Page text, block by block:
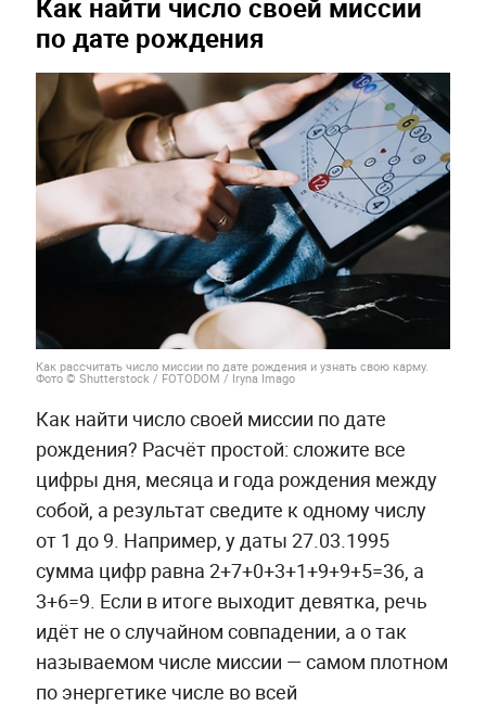
Как найти число своей миссии
по дате рождения
Как рассчитать число миссии по дате рождения и узнать свою карму.
Фото © Shutterstock / FOTODOM / Iryna Imago
Как найти число своей миссии по дате
рождения? Расчёт простой: сложите все
цифры дня, месяца и года рождения между
собой, а результат сведите к одному числу
от 1 до 9. Например, у даты 27.03.1995
сумма цифр равна 2+7+0+3+1+9+9+5=36, а
3+6=9. Если в итоге выходит девятка, речь
идёт не о случайном совпадении, а о так
называемом числе миссии — самом плотном
по энергетике числе во всей